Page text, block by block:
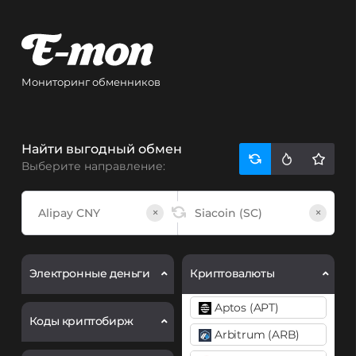
Мониторинг обменников
Найти выгодный обмен
Выберите направление:
× ×
Электронные деньги
Коды криптобирж
Криптовалюты
Aptos (APT)
Arbitrum (ARB)